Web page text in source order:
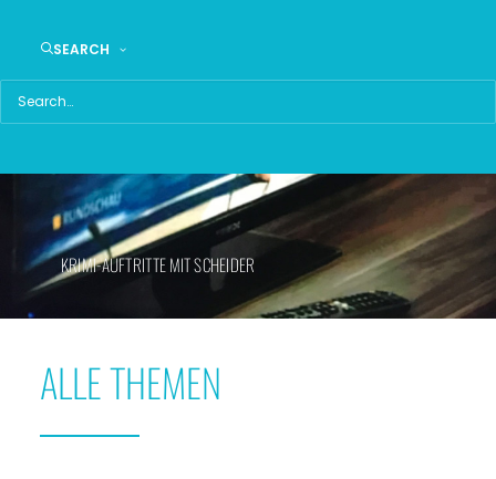
SEARCH
KRIMI-AUFTRITTE MIT SCHEIDER
ALLE THEMEN